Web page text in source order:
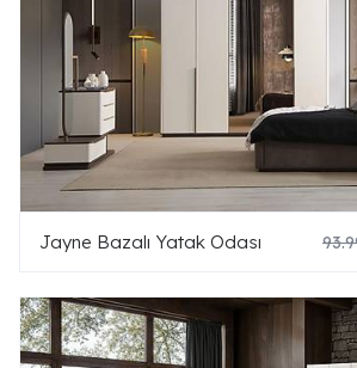
Jayne Bazalı Yatak Odası